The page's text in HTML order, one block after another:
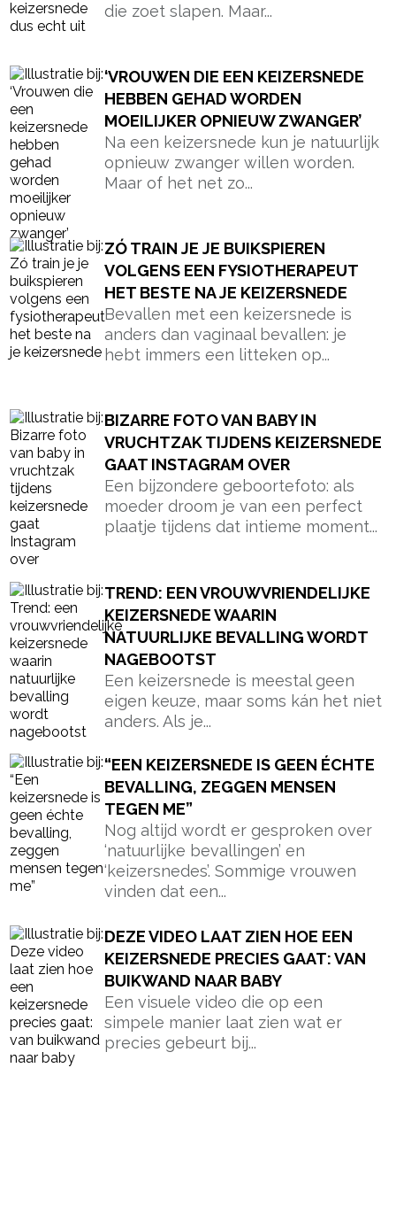
die zoet slapen. Maar...
‘VROUWEN DIE EEN KEIZERSNEDE
HEBBEN GEHAD WORDEN
MOEILIJKER OPNIEUW ZWANGER’
Na een keizersnede kun je natuurlijk
opnieuw zwanger willen worden.
Maar of het net zo...
ZÓ TRAIN JE JE BUIKSPIEREN
VOLGENS EEN FYSIOTHERAPEUT
HET BESTE NA JE KEIZERSNEDE
Bevallen met een keizersnede is
anders dan vaginaal bevallen: je
hebt immers een litteken op...
BIZARRE FOTO VAN BABY IN
VRUCHTZAK TIJDENS KEIZERSNEDE
GAAT INSTAGRAM OVER
Een bijzondere geboortefoto: als
moeder droom je van een perfect
plaatje tijdens dat intieme moment...
TREND: EEN VROUWVRIENDELIJKE
KEIZERSNEDE WAARIN
NATUURLIJKE BEVALLING WORDT
NAGEBOOTST
Een keizersnede is meestal geen
eigen keuze, maar soms kán het niet
anders. Als je...
“EEN KEIZERSNEDE IS GEEN ÉCHTE
BEVALLING, ZEGGEN MENSEN
TEGEN ME”
Nog altijd wordt er gesproken over
‘natuurlijke bevallingen’ en
‘keizersnedes’. Sommige vrouwen
vinden dat een...
DEZE VIDEO LAAT ZIEN HOE EEN
KEIZERSNEDE PRECIES GAAT: VAN
BUIKWAND NAAR BABY
Een visuele video die op een
simpele manier laat zien wat er
precies gebeurt bij...